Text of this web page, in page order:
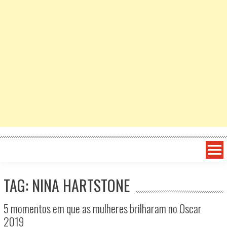
TAG: NINA HARTSTONE
5 momentos em que as mulheres brilharam no Oscar
2019